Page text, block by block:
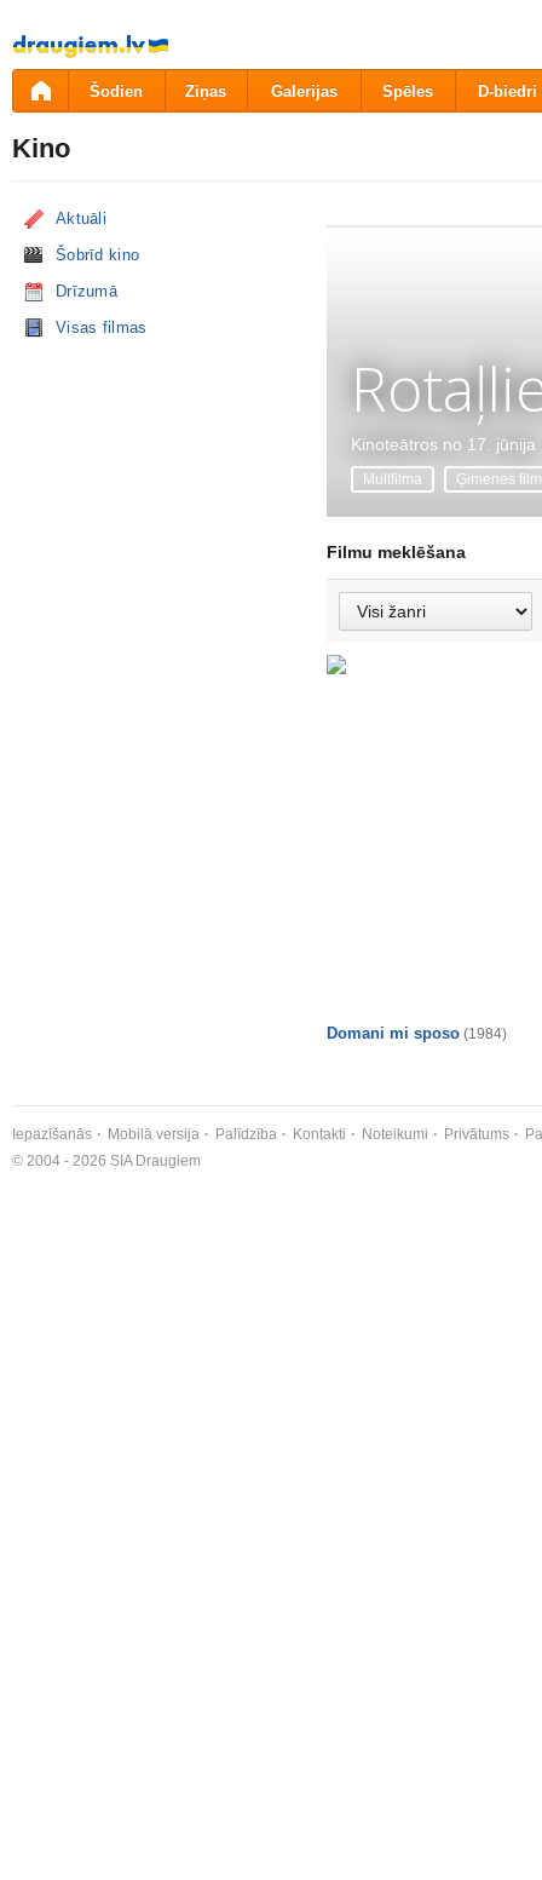
Pāriet
uz
saturu
Šodien Ziņas Galerijas Spēles D-biedri
Kino
Aktuāli
Šobrīd kino
Drīzumā
Visas filmas
Kinoteātros no 17. jūnija
Multfilma Ģimenes
Filmu meklēšana
Domani mi sposo (1984)
Iepazīšanās Mobilā versija Palīdzība Kontakti Noteikumi Privātums
© 2004 - 2026 SIA Draugiem